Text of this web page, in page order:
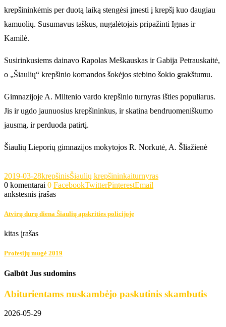
krepšininkėmis per duotą laiką stengėsi įmesti į krepšį kuo daugiau
kamuolių. Susumavus taškus, nugalėtojais pripažinti Ignas ir
Kamilė.
Susirinkusiems dainavo Rapolas Meškauskas ir Gabija Petrauskaitė,
o „Šiaulių“ krepšinio komandos šokėjos stebino šokio grakštumu.
Gimnazijoje A. Miltenio vardo krepšinio turnyras išties populiarus.
Jis ir ugdo jaunuosius krepšininkus, ir skatina bendruomeniškumo
jausmą, ir perduoda patirtį.
Šiaulių Lieporių gimnazijos mokytojos R. Norkutė, A. Šliažienė
2019-03-28krepšinisŠiaulių krepšininkaiturnyras
0 komentarai 0 FacebookTwitterPinterestEmail
ankstesnis įrašas
Atvirų durų diena Šiaulių apskrities policijoje
kitas įrašas
Profesijų mugė 2019
Galbūt Jus sudomins
Abiturientams nuskambėjo paskutinis skambutis
2026-05-29